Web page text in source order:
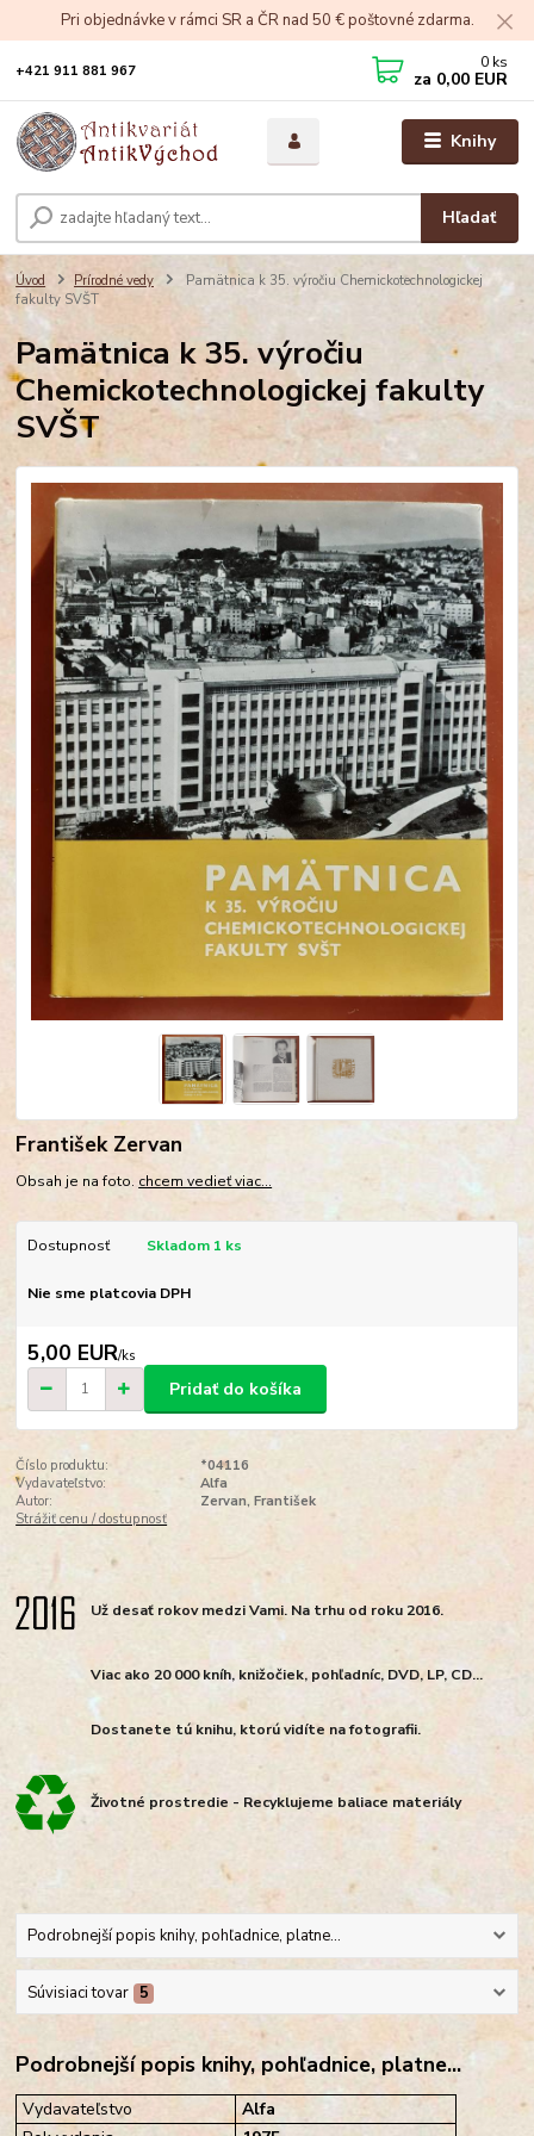
Pri objednávke v rámci SR a ČR nad 50 € poštovné zdarma.
Knihy
Hľadať
+421 911 881 967 0 ks
za 0,00 EUR
Úvod Prírodné vedy
Pamätnica k 35. výročiu Chemickotechnologickej
fakulty SVŠT
Pamätnica k 35. výročiu
Chemickotechnologickej fakulty
SVŠT
František Zervan
Obsah je na foto. chcem vedieť viac...
Dostupnosť Skladom 1 ks
Nie sme platcovia DPH
5,00 EUR/ks
Pridať do košíka
Číslo produktu:
*04116
Vydavateľstvo:
Alfa
Autor:
Zervan, František
Strážiť cenu / dostupnosť
Už desať rokov medzi Vami. Na trhu od roku 2016.
Viac ako 20 000 kníh, knižočiek, pohľadníc, DVD, LP, CD...
Dostanete tú knihu, ktorú vidíte na fotografii.
Životné prostredie - Recyklujeme baliace materiály
Podrobnejší popis knihy, pohľadnice, platne...
Súvisiaci tovar 5
Podrobnejší popis knihy, pohľadnice, platne...
Vydavateľstvo
Alfa